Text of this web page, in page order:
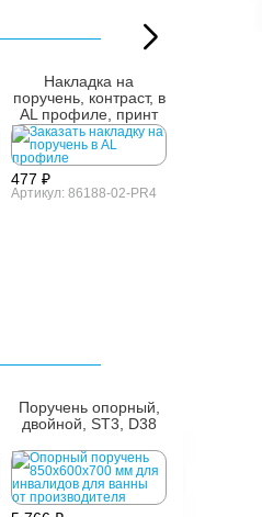
Накладка на
поручень, контраст, в
AL профиле, принт
№4
477 ₽
Артикул: 86188-02-PR4
Поручень опорный,
двойной, ST3, D38